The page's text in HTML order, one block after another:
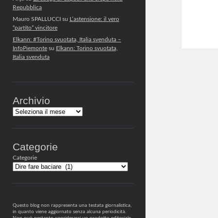
Repubblica
Mauro SPALLUCCIsu L’astensione: il vero
“partito” vincitore
Elkann: #Torino svuotata, Italia svenduta –
InfoPiemontesu Elkann: Torino svuotata,
Italia svenduta
Archivio
Archivi
Categorie
Categorie
Questo blog non rappresenta una testata giornalistica,
in quanto viene aggiornato senza alcuna periodicità.